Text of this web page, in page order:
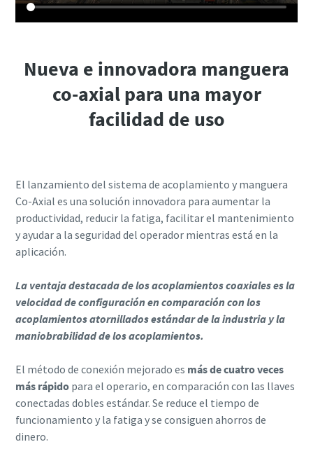
Nueva e innovadora manguera
co-axial para una mayor
facilidad de uso
El lanzamiento del sistema de acoplamiento y manguera
Co-Axial es una solución innovadora para aumentar la
productividad, reducir la fatiga, facilitar el mantenimiento
y ayudar a la seguridad del operador mientras está en la
aplicación.​
La ventaja destacada de los acoplamientos coaxiales es la
velocidad de configuración en comparación con los
acoplamientos atornillados estándar de la industria y la
maniobrabilidad de los acoplamientos.
El método de conexión mejorado es más de cuatro veces
más rápido para el operario, en comparación con las llaves
conectadas dobles estándar. Se reduce el tiempo de
funcionamiento y la fatiga y se consiguen ahorros de
dinero.